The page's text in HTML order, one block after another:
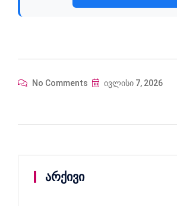
No Comments ივლისი 7, 2026
არქივი